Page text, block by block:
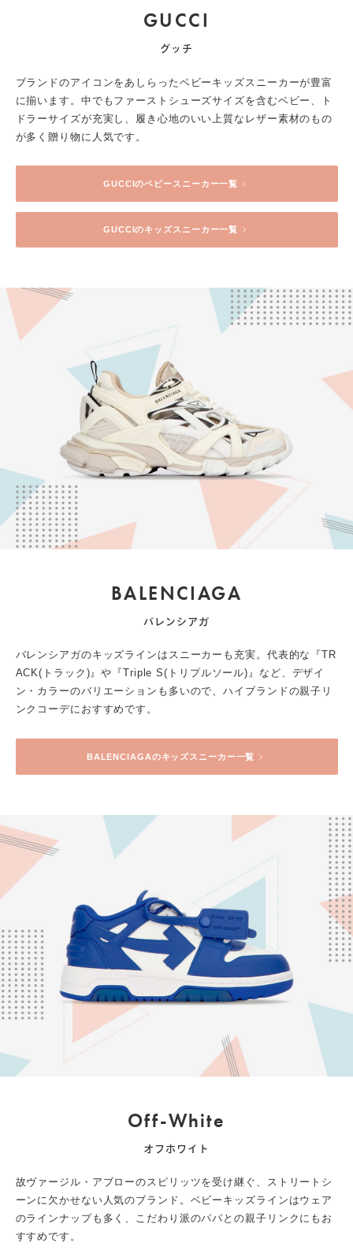
GUCCI
グッチ
ブランドのアイコンをあしらったベビーキッズスニーカーが豊富
に揃います。中でもファーストシューズサイズを含むベビー、ト
ドラーサイズが充実し、履き心地のいい上質なレザー素材のもの
が多く贈り物に人気です。
GUCCIのベビースニーカー一覧
GUCCIのキッズスニーカー一覧
BALENCIAGA
バレンシアガ
バレンシアガのキッズラインはスニーカーも充実。代表的な『TR
ACK(トラック)』や『Triple S(トリプルソール)』など、デザイ
ン・カラーのバリエーションも多いので、ハイブランドの親子リ
ンクコーデにおすすめです。
BALENCIAGAのキッズスニーカー一覧
Off-White
オフホワイト
故ヴァージル・アブローのスピリッツを受け継ぐ、ストリートシ
ーンに欠かせない人気のブランド。ベビーキッズラインはウェア
のラインナップも多く、こだわり派のパパとの親子リンクにもお
すすめです。